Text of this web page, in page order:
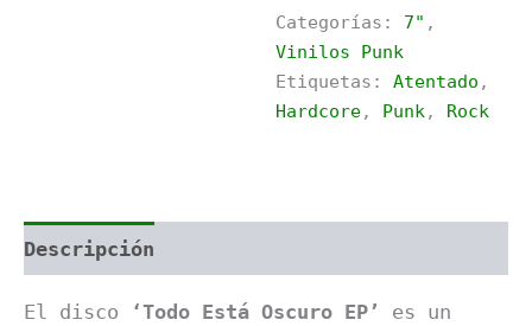
Oscuro
cantidad
Categorías: 7" ,
Vinilos Punk
Etiquetas:Atentado ,
Hardcore, Punk, Rock
Descripción
El disco ‘Todo Está Oscuro EP’
es un